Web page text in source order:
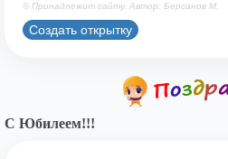
© Принадлежит сайту. Автор: Берсанов М.
Создать открытку
С Юбилеем!!!